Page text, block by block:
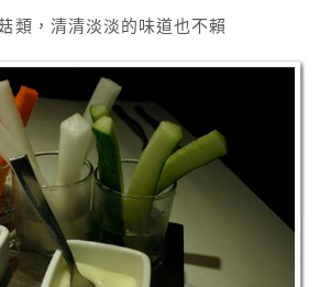
類，清清淡淡的味道也不賴